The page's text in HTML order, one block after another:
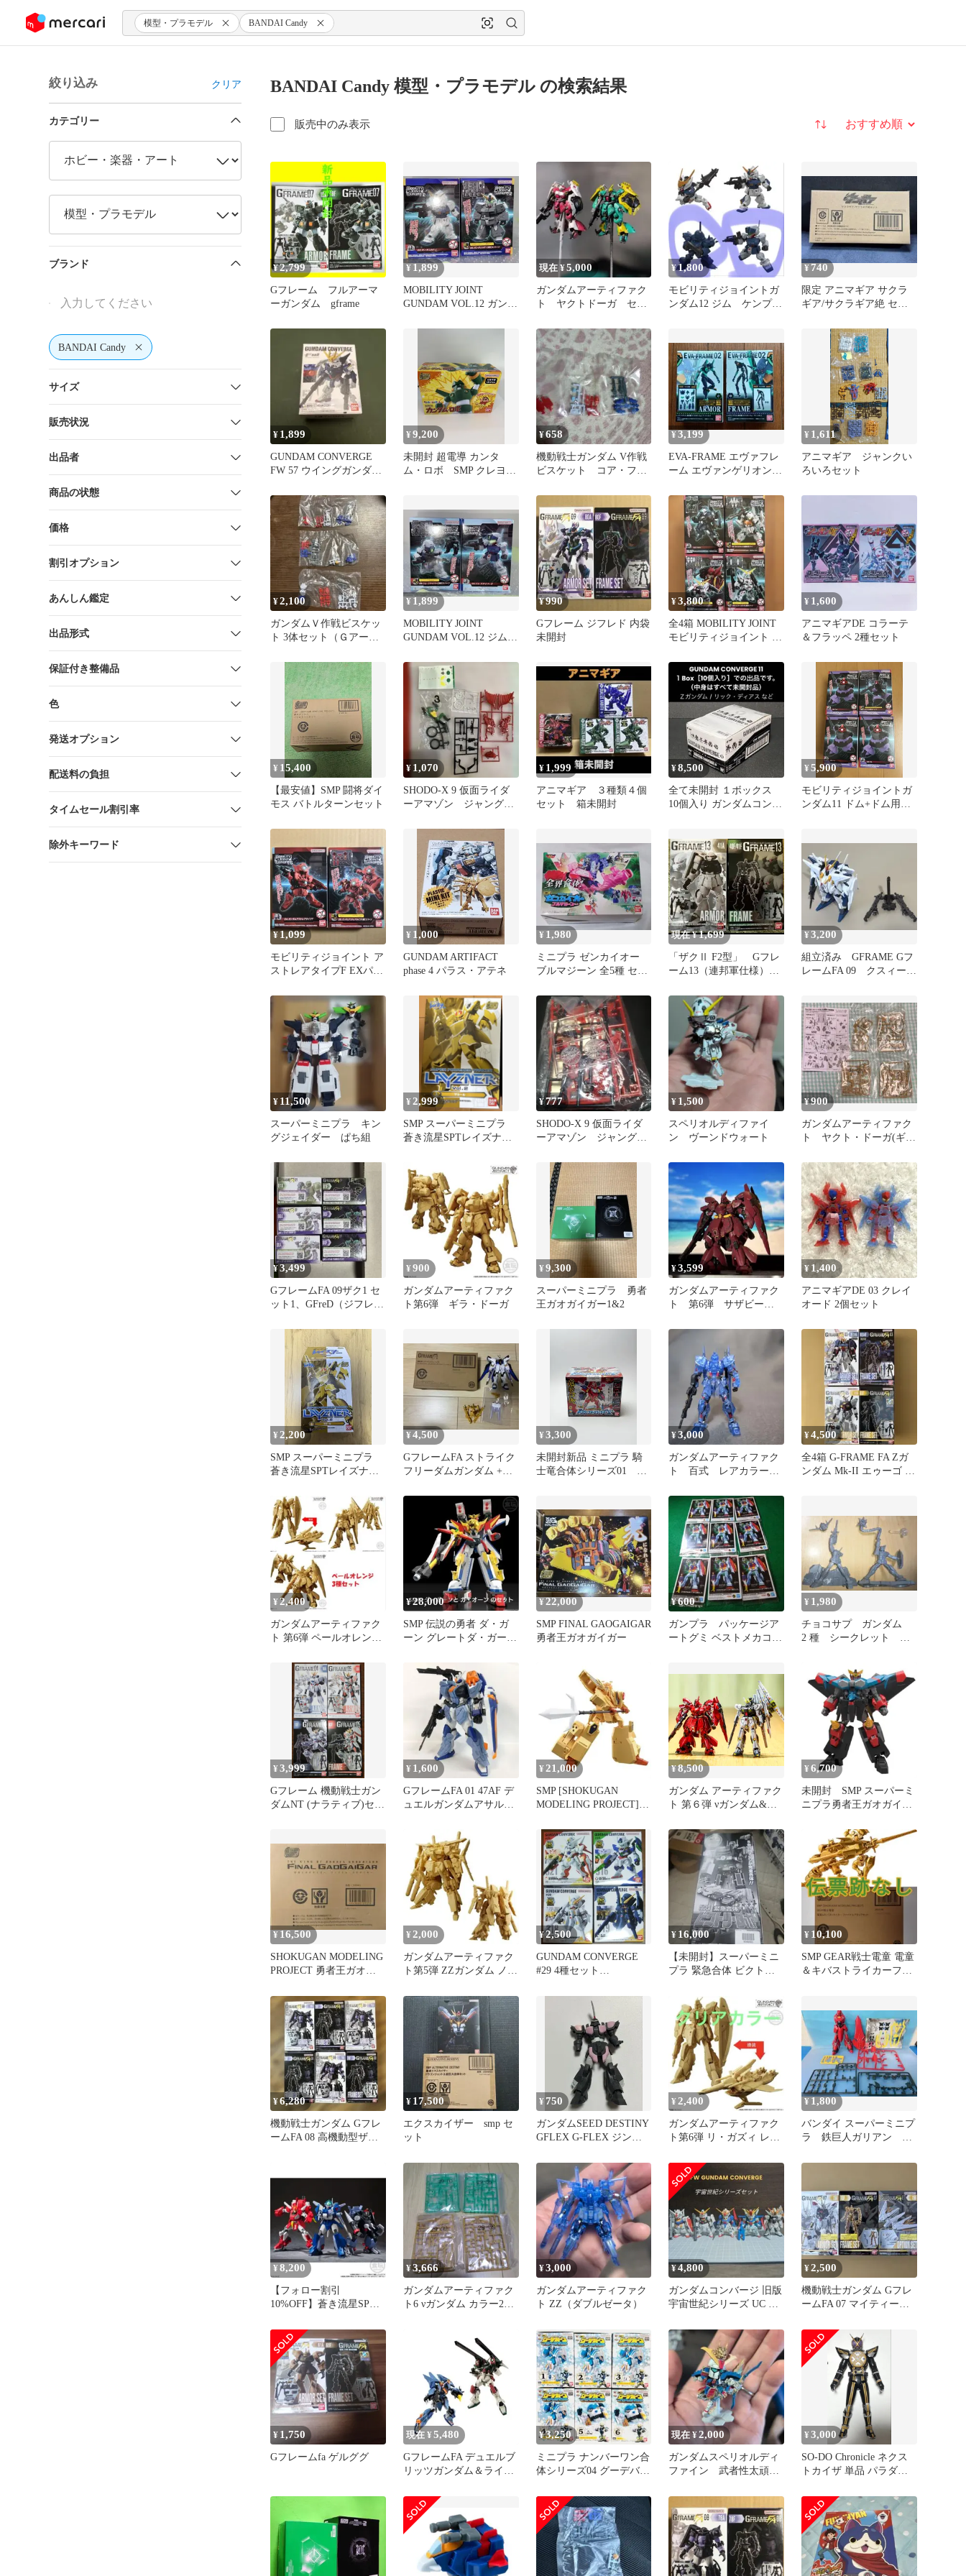
ツにスキップ 模型・プラモデル BANDAI Candy
絞り込み クリア
カテゴリー
ブランド
BANDAI Candy
サイズ
販売状況
出品者
商品の状態
価格
割引オプション
あんしん鑑定
出品形式
保証付き整備品
色
発送オプション
配送料の負担
タイムセール割引率
除外キーワード
BANDAI Candy 模型・プラモデル の検索結果
販売中のみ表示 並び替え
¥2,799
Gフレーム フルアーマ
ーガンダム gframe
¥ 1,899
MOBILITY JOINT
GUNDAM VOL.12 ガンダ
現在 ¥5,000
ガンダムアーティファク
ト ヤクトドーガ セッ
¥1,800
モビリティジョイントガ
ンダム12 ジム ケンプフ
¥ 740
限定 アニマギア サクラ
ギア/サクラギア絶 セッ
¥ 1,899
GUNDAM CONVERGE
FW 57 ウイングガンダム
¥9,200
未開封 超電導 カンタ
ム・ロボ SMP クレヨン
¥658
機動戦士ガンダム V作戦
ビスケット コア・ファ
¥3,199
EVA-FRAME エヴァフレ
ーム エヴァンゲリオン初
¥ 1,611
アニマギア ジャンクい
ろいろセット
¥2,100
ガンダムＶ作戦ビスケッ
ト 3体セット（Ｇアーマ
¥ 1,899
MOBILITY JOINT
GUNDAM VOL.12 ジム・
¥990
Gフレーム ジフレド 内袋
未開封
¥3,800
全4箱 MOBILITY JOINT
モビリティジョイント リ
¥ 1,600
アニマギアDE コラーテ
＆フラッペ 2種セット
¥ 15,400
【最安値】SMP 闘将ダイ
モス バトルターンセット
¥ 1,070
SHODO-X 9 仮面ライダ
ーアマゾン ジャングラ
¥ 1,999
アニマギア ３種類４個
セット 箱未開封
¥8,500
全て未開封 １ボックス
10個入り ガンダムコンバ
¥5,900
モビリティジョイントガ
ンダム11 ドム+ドム用EX
¥1,099
モビリティジョイント ア
ストレアタイプF EXパー
¥ 1,000
GUNDAM ARTIFACT
phase 4 パラス・アテネ
¥ 1,980
ミニプラ ゼンカイオー
ブルマジーン 全5種 セッ
現在 ¥1,699
「ザクⅡ F2型」 Gフレ
ーム13（連邦軍仕様）未
¥3,200
組立済み GFRAME Gフ
レームFA 09 クスィー
¥ 11,500
スーパーミニプラ キン
グジェイダー ぱち組
¥ 2,999
SMP スーパーミニプラ
蒼き流星SPTレイズナ
¥777
SHODO-X 9 仮面ライダ
ーアマゾン ジャングラ
¥ 1,500
スペリオルディファイ
ン ヴーンドウォート
¥900
ガンダムアーティファク
ト ヤクト・ドーガ(ギュ
ラー
¥3,499
GフレームFA 09ザク1 セ
ット1、GFreD（ジフレ
¥ 900
ガンダムアーティファク
ト第6弾 ギラ・ドーガ
¥9,300
スーパーミニプラ 勇者
王ガオガイガー1&2
¥3,599
ガンダムアーティファク
ト 第6弾 サザビー
¥ 1,400
アニマギアDE 03 クレイ
オード 2個セット
¥ 2,200
SMP スーパーミニプラ
蒼き流星SPTレイズナ
¥4,500
GフレームFA ストライク
フリーダムガンダム +オ
¥3,300
未開封新品 ミニプラ 騎
士竜合体シリーズ01 キ
¥3,000
ガンダムアーティファク
ト 百式 レアカラー
¥4,500
全4箱 G-FRAME FA Zガ
ンダム Mk-II エゥーゴ フ
¥ 2,400
ガンダムアーティファク
ト 第6弾 ペールオレンジ
¥28,000
SMP 伝説の勇者 ダ・ガ
ーン グレートダ・ガーン
¥22,000
SMP FINAL GAOGAIGAR
勇者王ガオガイガー
¥600
ガンプラ パッケージア
ートグミ ベストメカコレ
¥ 1,980
チョコサプ ガンダム
2 種 シークレット ラ
¥3,999
Gフレーム 機動戦士ガン
ダムNT (ナラティブ)セッ
¥ 1,600
GフレームFA 01 47AF デ
ュエルガンダムアサルト
¥ 21,000
SMP [SHOKUGAN
MODELING PROJECT]
¥8,500
ガンダム アーティファク
ト 第６弾 νガンダム&サ
¥ 6,700
未開封 SMP スーパーミ
ニプラ勇者王ガオガイガ
¥ 16,500
SHOKUGAN MODELING
PROJECT 勇者王ガオガ
¥ 2,000
ガンダムアーティファク
ト第5弾 ZZガンダム ノー
¥2,500
GUNDAM CONVERGE
#29 4種セット
¥ 16,000
【未開封】スーパーミニ
プラ 緊急合体 ビクトリ
¥ 10,100
SMP GEAR戦士電童 電童
＆キバストライカーファ
¥6,280
機動戦士ガンダム Gフレ
ームFA 08 高機動型ザクII
¥ 17,500
エクスカイザー smp セ
ット
¥ 750
ガンダムSEED DESTINY
GFLEX G-FLEX ジンハ
¥ 2,400
ガンダムアーティファク
ト第6弾 リ・ガズィ レア
¥ 1,800
バンダイ スーパーミニプ
ラ 鉄巨人ガリアン ジ
¥ 8,200
【フォロー割引
10%OFF】蒼き流星SPT
ーVOL 3
¥3,666
ガンダムアーティファク
ト6 νガンダム カラー2種
¥3,000
ガンダムアーティファク
ト ZZ（ダブルゼータ）
¥4,800
ガンダムコンバージ 旧版
宇宙世紀シリーズ UC ガ
¥2,500
機動戦士ガンダム Gフレ
ームFA 07 マイティース
¥ 1,750
Gフレームfa ゲルググ
現在 ¥ 5,480
GフレームFA デュエルブ
リッツガンダム＆ライト
【新品】
¥3,250
ミニプラ ナンバーワン合
体シリーズ04 グーデバー
ット
現在 ¥2,000
ガンダムスペリオルディ
ファイン 武者性太頑駄
¥3,000
SO-DO Chronicle ネクス
トカイザ 単品 パラダイ